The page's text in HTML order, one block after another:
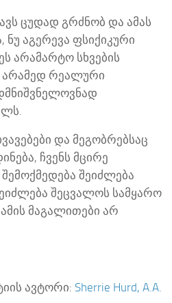
ცუდად გრძნობ და ამას
ნუ აგერევა ფსიქიკური
არამარტო სხვების
არამედ რეალური
და მეგობრებსაც
ჩვენს მცირე
შეიძლება
შეცვალოს სამყარო
ამის მაგალითები არ
ავტორი: Sherrie Hurd, A.A.